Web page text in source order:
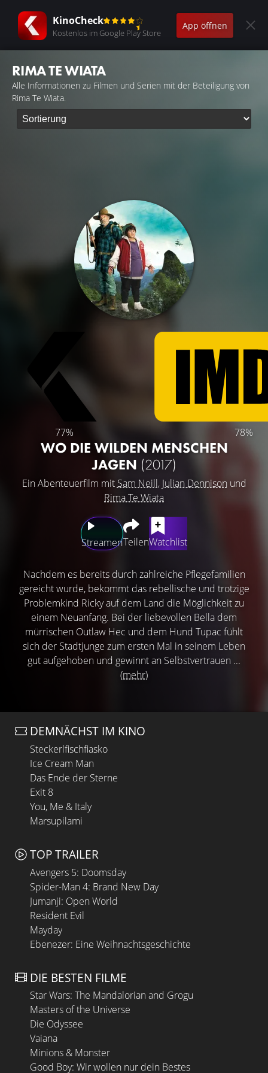
KinoCheck
Kostenlos im Google Play Store
App öffnen
RIMA TE WIATA
Alle Informationen zu Filmen und Serien mit der Beteiligung von
Rima Te Wiata.
77% 78%
WO DIE WILDEN MENSCHEN
JAGEN (2017)
Ein Abenteuerfilm mit Sam Neill, Julian Dennison und
Rima Te Wiata
StreamenTeilenWatchlist
Nachdem es bereits durch zahlreiche Pflegefamilien
gereicht wurde, bekommt das rebellische und trotzige
Problemkind Ricky auf dem Land die Möglichkeit zu
einem Neuanfang. Bei der liebevollen Bella dem
mürrischen Outlaw Hec und dem Hund Tupac fühlt
sich der Stadtjunge zum ersten Mal in seinem Leben
gut aufgehoben und gewinnt an Selbstvertrauen ...
(mehr)
DEMNÄCHST IM KINO
Steckerlfischfiasko
Ice Cream Man
Das Ende der Sterne
Exit 8
You, Me & Italy
Marsupilami
TOP TRAILER
Avengers 5: Doomsday
Spider-Man 4: Brand New Day
Jumanji: Open World
Resident Evil
Mayday
Ebenezer: Eine Weihnachtsgeschichte
DIE BESTEN FILME
Star Wars: The Mandalorian and Grogu
Masters of the Universe
Die Odyssee
Vaiana
Minions & Monster
Good Boy: Wir wollen nur dein Bestes